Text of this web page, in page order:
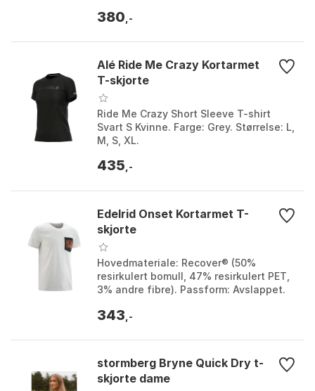
94% polyester,...
380 ,-
Alé Ride Me Crazy Kortarmet
T-skjorte
Ride Me Crazy Short Sleeve T-shirt
Svart S Kvinne. Farge: Grey. Størrelse: L,
M, S, XL.
435 ,-
Edelrid Onset Kortarmet T-
skjorte
Hovedmateriale: Recover® (50%
resirkulert bomull, 47% resirkulert PET,
3% andre fibre). Passform: Avslappet.
brystlomme og stort t...
343 ,-
stormberg Bryne Quick Dry t-
skjorte dame